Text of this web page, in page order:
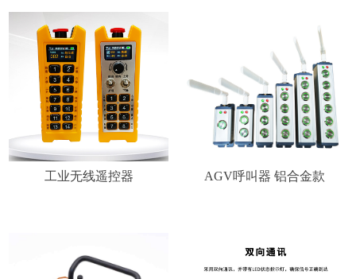
工业无线遥控器 AGV呼叫器 铝合金款